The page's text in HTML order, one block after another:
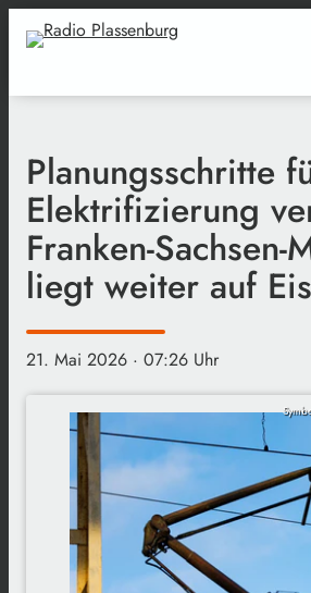
Planungsschritte
Elektrifizierung
Franken-Sachsen-
liegt weiter auf Eis
21. Mai 2026 · 07:26 Uhr